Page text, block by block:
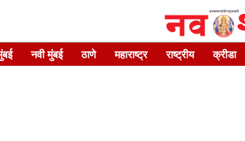
नवी मुंबई ठाणे महाराष्ट्र राष्ट्रीय क्रीडा